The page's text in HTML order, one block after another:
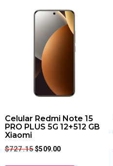
Celular Redmi Note 15
PRO PLUS 5G 12+512 GB
Xiaomi
$727.15 $509.00